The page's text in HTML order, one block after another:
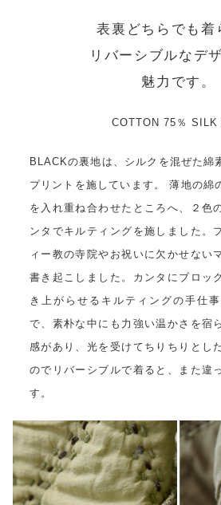
表裏どちらでも着
リバーシブルなデ
魅力です。
COTTON 75％ SILK
BLACKの裏地は、シルクを混ぜた綿
プリントを施しています。 薄地の綿
を入れ重ね合わせたところへ、２色
ンタでキルティングを施しました。
ィー教の寺院やお祝いに欠かせない
書き起こしました。カンタにブロッ
き上がらせるキルティングの手仕
で、素朴な中にも力強い温かさを宿
感があり、光を受けてちりちりとし
のでリバーシブルで着ると、また違
す。